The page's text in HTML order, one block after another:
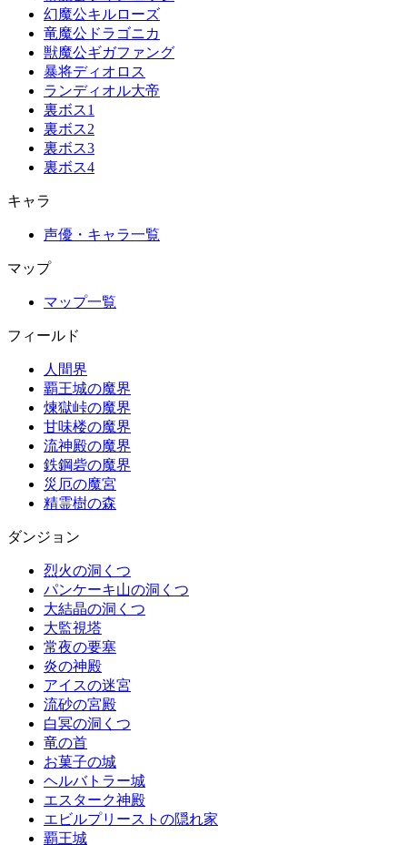
幻魔公キルローズ
竜魔公ドラゴニカ
獣魔公ギガファング
暴将ディオロス
ランディオル大帝
裏ボス1
裏ボス2
裏ボス3
裏ボス4
キャラ
声優・キャラ一覧
マップ
マップ一覧
フィールド
人間界
覇王城の魔界
煉獄峠の魔界
甘味楼の魔界
流神殿の魔界
鉄鋼砦の魔界
災厄の魔宮
精霊樹の森
ダンジョン
烈火の洞くつ
パンケーキ山の洞くつ
大結晶の洞くつ
大監視塔
常夜の要塞
炎の神殿
アイスの迷宮
流砂の宮殿
白冥の洞くつ
竜の首
お菓子の城
ヘルバトラー城
エスターク神殿
エビルプリーストの隠れ家
覇王城